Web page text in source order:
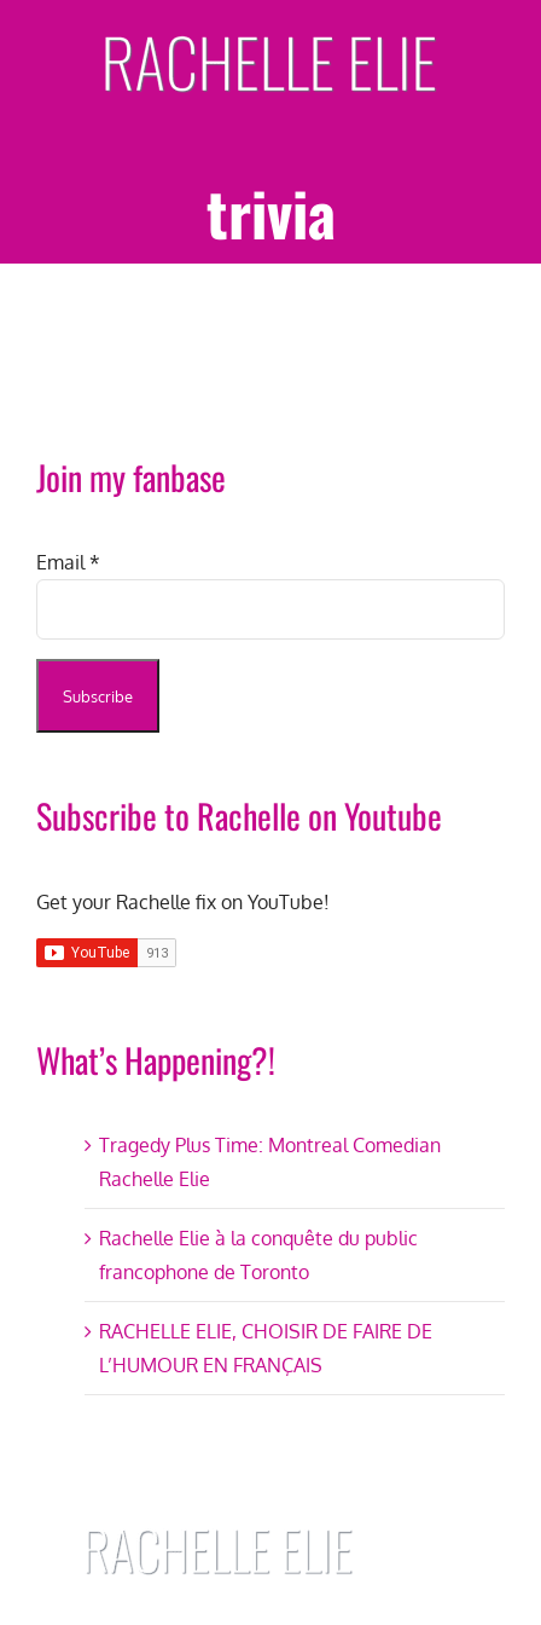
trivia
Join my fanbase
Email*
Subscribe to Rachelle on Youtube
Get your Rachelle fix on YouTube!
What’s Happening?!
Tragedy Plus Time: Montreal Comedian
Rachelle Elie
Rachelle Elie à la conquête du public
francophone de Toronto
RACHELLE ELIE, CHOISIR DE FAIRE DE
L’HUMOUR EN FRANÇAIS